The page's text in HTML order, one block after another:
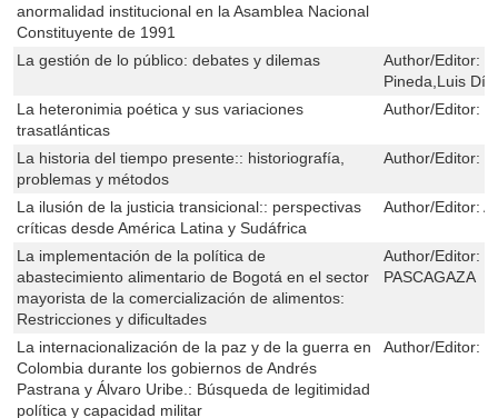
anormalidad institucional en la Asamblea Nacional
Constituyente de 1991
La gestión de lo público: debates y dilemas Author/Editor:
Pineda,Luis
La heteronimia poética y sus variaciones
trasatlánticas
Author/Editor:
La historia del tiempo presente:: historiografía,
problemas y métodos
Author/Editor:
La ilusión de la justicia transicional:: perspectivas
críticas desde América Latina y Sudáfrica
Author/Editor:
La implementación de la política de
abastecimiento alimentario de Bogotá en el sector
mayorista de la comercialización de alimentos:
Restricciones y dificultades
Author/Editor:
PASCAGAZA
La internacionalización de la paz y de la guerra en
Colombia durante los gobiernos de Andrés
Pastrana y Álvaro Uribe.: Búsqueda de legitimidad
política y capacidad militar
Author/Editor: